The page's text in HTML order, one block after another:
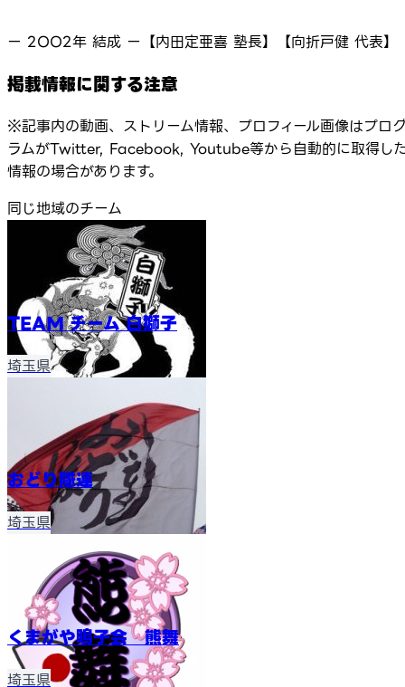
ー 2OO2年 結成 ー【内田定亜喜 塾長】【向折戸健 代表】
掲載情報に関する注意
※記事内の動画、ストリーム情報、プロフィール画像はプロ
ラムがTwitter, Facebook, Youtube等から自動的に取得し
情報の場合があります。
同じ地域のチーム
TEAM チーム 白獅子
埼玉県
おどり隊連
埼玉県
くまがや鳴子会 熊舞
埼玉県